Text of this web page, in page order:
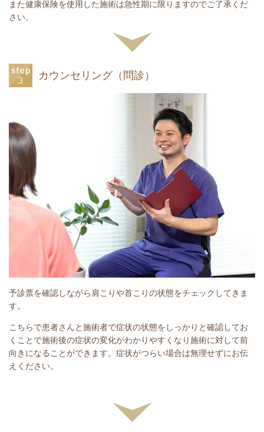
また健康保険を使用した施術は急性期に限りますのでご了承くだ
さい。
カウンセリング（問診）
予診票を確認しながら肩こりや首こりの状態をチェックしてきま
す。
こちらで患者さんと施術者で症状の状態をしっかりと確認してお
くことで施術後の症状の変化がわかりやすくなり施術に対して前
向きになることができます。症状がつらい場合は無理せずにお伝
えください。